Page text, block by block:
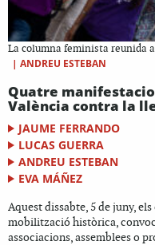
La columna feminista reunida
| ANDREU ESTEBAN
Quatre
València contra la
JAUME FERRANDO
LUCAS GUERRA
ANDREU ESTEBAN
EVA MÁÑEZ
Aquest dissabte, 5 de juny,
mobilització històrica,
associacions, assemblees o